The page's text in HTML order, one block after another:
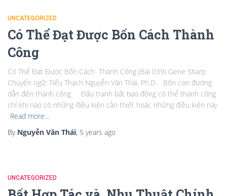
UNCATEGORIZED
Có Thể Đạt Được Bốn Cách Thành
Công
Có Thể Đạt Được Bốn Cách Thành Công (Bài 039) Gene Sharp
Chuyển ngữ: Tiểu Thạch Nguyễn Văn Thái, Ph.D. Bốn con đường
dẫn đến thành công Đấu tranh bất bạo động có thể thành công
chỉ khi nào có những điều kiện cần thiết hoặc những điều kiện này
Read more…
By Nguyễn Văn Thái, 5 years ago
UNCATEGORIZED